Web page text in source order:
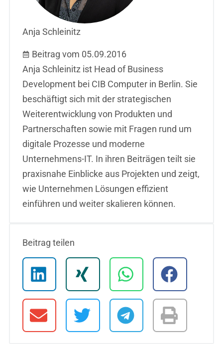
Anja Schleinitz
Beitrag vom 05.09.2016
Anja Schleinitz ist Head of Business
Development bei CIB Computer in Berlin. Sie
beschäftigt sich mit der strategischen
Weiterentwicklung von Produkten und
Partnerschaften sowie mit Fragen rund um
digitale Prozesse und moderne
Unternehmens-IT. In ihren Beiträgen teilt sie
praxisnahe Einblicke aus Projekten und zeigt,
wie Unternehmen Lösungen effizient
einführen und weiter skalieren können.
Beitrag teilen